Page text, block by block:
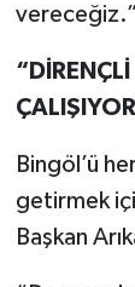
vereceğiz.”
Bingöl’ü
getirmek
Başkan